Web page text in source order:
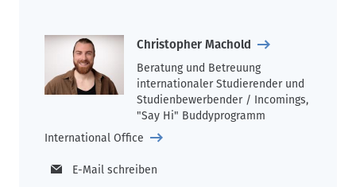
Christopher Machold
Beratung und Betreuung
internationaler Studierender und
Studienbewerbender / Incomings,
"Say Hi" Buddyprogramm
International Office
E-Mail schreiben